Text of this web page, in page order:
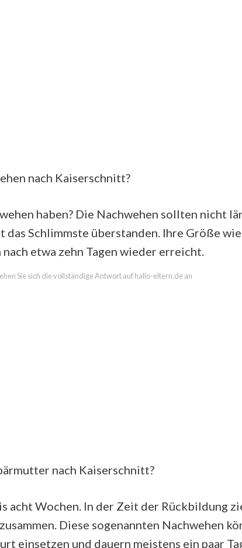
nach Kaiserschnitt?
haben? Die Nachwehen sollten nicht
das Schlimmste überstanden. Ihre Größe
etwa zehn Tagen wieder erreicht.
Sie sich die vollständige Antwort auf hallo-eltern.de an
nach Kaiserschnitt?
acht Wochen. In der Zeit der Rückbildung
Diese sogenannten Nachwehen
einsetzen und dauern meistens ein paar